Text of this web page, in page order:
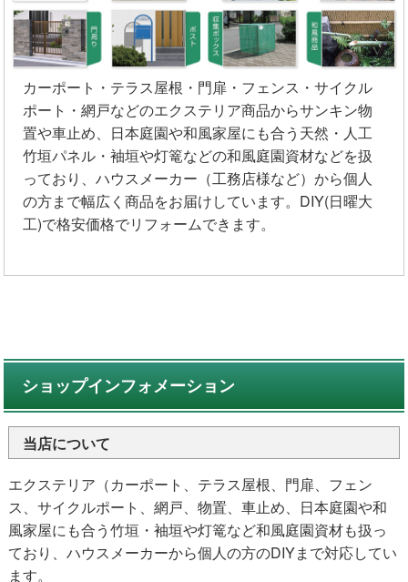
カーポート・テラス屋根・門扉・フェンス・サイクル
ポート・網戸などのエクステリア商品からサンキン物
置や車止め、日本庭園や和風家屋にも合う天然・人工
竹垣パネル・袖垣や灯篭などの和風庭園資材などを扱
っており、ハウスメーカー（工務店様など）から個人
の方まで幅広く商品をお届けしています。DIY(日曜大
工)で格安価格でリフォームできます。
ショップインフォメーション
当店について
エクステリア（カーポート、テラス屋根、門扉、フェン
ス、サイクルポート、網戸、物置、車止め、日本庭園や和
風家屋にも合う竹垣・袖垣や灯篭など和風庭園資材も扱っ
ており、ハウスメーカーから個人の方のDIYまで対応してい
ます。